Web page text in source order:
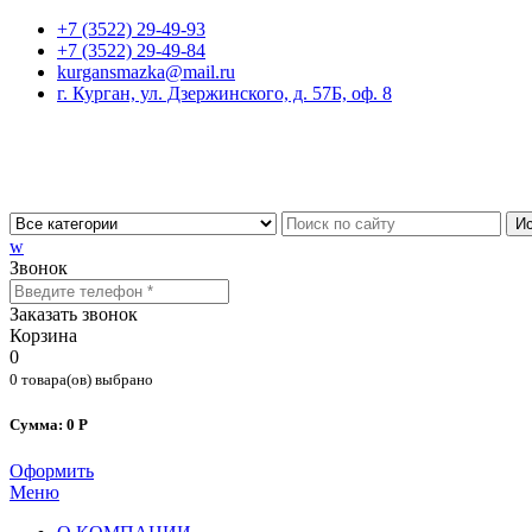
+7 (3522) 29-49-93
+7 (3522) 29-49-84
kurgansmazka@mail.ru
г. Курган, ул. Дзержинского, д. 57Б, оф. 8
w
Звонок
Заказать звонок
Корзина
0
0 товара(ов) выбрано
Сумма: 0 Р
Оформить
Меню